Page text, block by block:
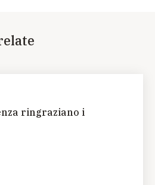
ringraziano i